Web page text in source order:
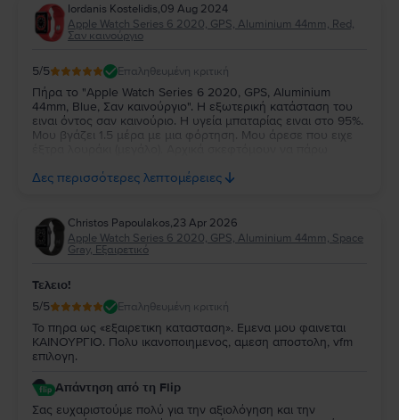
Iordanis Kostelidis,09 Aug 2024
Apple Watch Series 6 2020, GPS, Aluminium 44mm, Red,
Σαν καινούργιο
5/5 Επαληθευμένη κριτική
Πήρα το "Apple Watch Series 6 2020, GPS, Aluminium
44mm, Blue, Σαν καινούργιο". Η εξωτερική κατάσταση του
ειναι όντος σαν καινούριο. Η υγεία μπαταρίας ειναι στο 95%.
Μου βγάζει 1.5 μέρα με μια φόρτηση. Μου άρεσε που ειχε
ειπε για το flip οπότε είπα να το δοκιμάσω.
Δες περισσότερες λεπτομέρειες
Christos Papoulakos,23 Apr 2026
Apple Watch Series 6 2020, GPS, Aluminium 44mm, Space
Gray, Εξαιρετικό
Τελειο!
5/5 Επαληθευμένη κριτική
Το πηρα ως «εξαιρετικη κατασταση». Εμενα μου φαινεται
ΚΑΙΝΟΥΡΓΙΟ. Πολυ ικανοποιημενος, αμεση αποστολη, vfm
επιλογη.
Απάντηση από τη Flip
Σας ευχαριστούμε πολύ για την αξιολόγηση και την